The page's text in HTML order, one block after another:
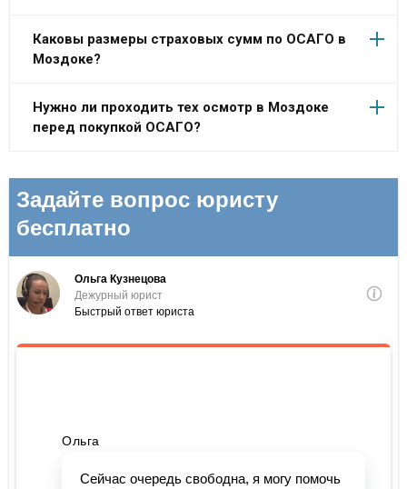
Каковы размеры страховых сумм по ОСАГО в
Моздоке?
Нужно ли проходить тех осмотр в Моздоке
перед покупкой ОСАГО?